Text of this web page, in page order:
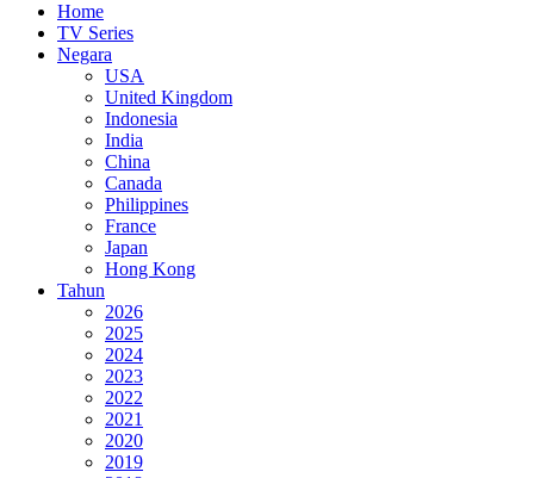
Home
TV Series
Negara
USA
United Kingdom
Indonesia
India
China
Canada
Philippines
France
Japan
Hong Kong
Tahun
2026
2025
2024
2023
2022
2021
2020
2019